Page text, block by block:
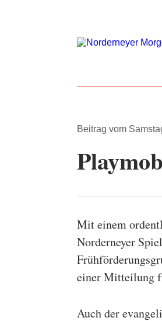
Beitrag vom
Mit einem
Norderneyer
einer Mitteilung
Auch der